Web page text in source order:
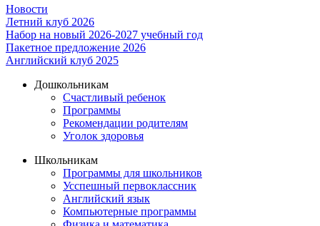
Новости
Летний клуб 2026
Набор на новый 2026-2027 учебный год
Пакетное предложение 2026
Английский клуб 2025
Дошкольникам
Счастливый ребенок
Программы
Рекомендации родителям
Уголок здоровья
Школьникам
Программы для школьников
Усспешный первоклассник
Английский язык
Компьютерные программы